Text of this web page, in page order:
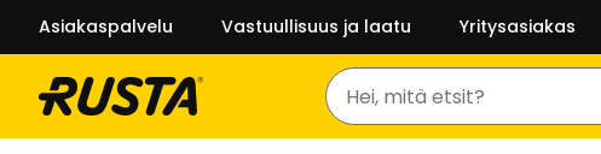
Asiakaspalvelu Vastuullisuus ja laatu Yritysasiakas
Haku